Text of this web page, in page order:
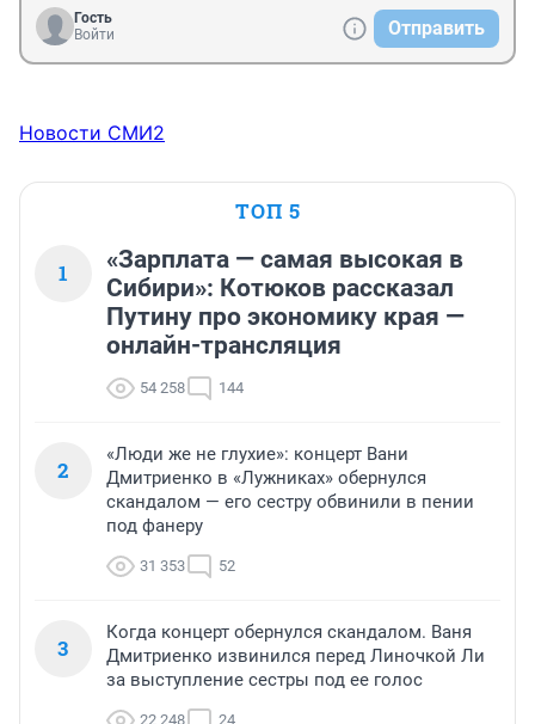
Гость
Войти
Отправить
Новости СМИ2
ТОП 5
1
«Зарплата — самая высокая в
Сибири»: Котюков рассказал
Путину про экономику края —
онлайн-трансляция
54 258 144
2
«Люди же не глухие»: концерт Вани
Дмитриенко в «Лужниках» обернулся
скандалом — его сестру обвинили в пении
под фанеру
31 353 52
3
Когда концерт обернулся скандалом. Ваня
Дмитриенко извинился перед Линочкой Ли
за выступление сестры под ее голос
22 248 24